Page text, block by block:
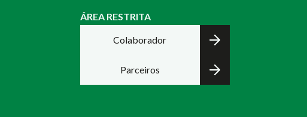
ÁREA RESTRITA
Colaborador
Parceiros